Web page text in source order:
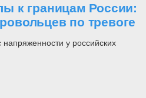
к границам России:
по тревоге
у российских